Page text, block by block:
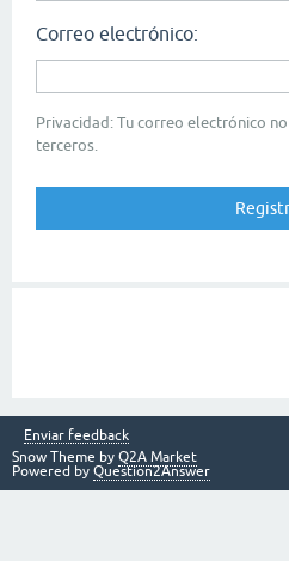
Correo electrónico:
Privacidad: Tu correo electrónico
terceros.
Enviar feedback
Snow Theme by Q2A Market
Powered by Question2Answer